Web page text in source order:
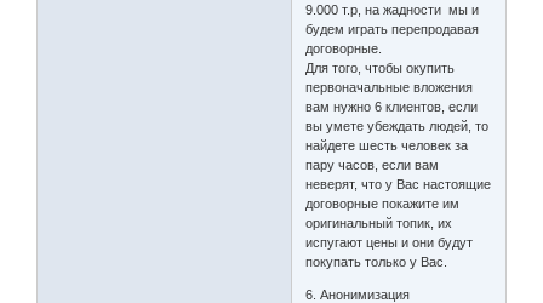
9.000 т.р, на жадности мы и
будем играть перепродавая
договорные.
Для того, чтобы окупить
первоначальные вложения
вам нужно 6 клиентов, если
вы умете убеждать людей, то
найдете шесть человек за
пару часов, если вам
неверят, что у Вас настоящие
договорные покажите им
оригинальный топик, их
испугают цены и они будут
покупать только у Вас.
6. Анонимизация